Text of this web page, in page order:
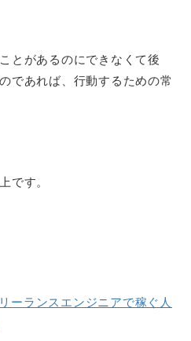
とがあるのにできなくて後
であれば、行動するための常
です。
ーランスエンジニアで稼ぐ人